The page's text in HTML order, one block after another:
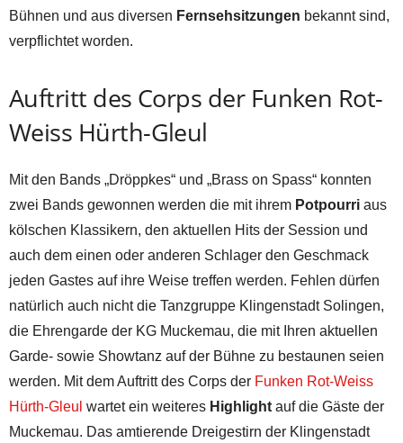
Bühnen und aus diversen Fernsehsitzungen bekannt sind,
verpflichtet worden.
Auftritt des Corps der Funken Rot-
Weiss Hürth-Gleul
Mit den Bands „Dröppkes“ und „Brass on Spass“ konnten
zwei Bands gewonnen werden die mit ihrem Potpourri aus
kölschen Klassikern, den aktuellen Hits der Session und
auch dem einen oder anderen Schlager den Geschmack
jeden Gastes auf ihre Weise treffen werden. Fehlen dürfen
natürlich auch nicht die Tanzgruppe Klingenstadt Solingen,
die Ehrengarde der KG Muckemau, die mit Ihren aktuellen
Garde- sowie Showtanz auf der Bühne zu bestaunen seien
werden. Mit dem Auftritt des Corps der Funken Rot-Weiss
Hürth-Gleul wartet ein weiteres Highlight auf die Gäste der
Muckemau. Das amtierende Dreigestirn der Klingenstadt